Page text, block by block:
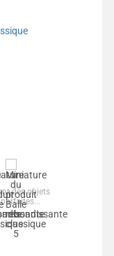
des objets